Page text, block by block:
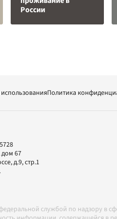
России
Политика
дом 67
д.9, стр.1
службой по надзору в